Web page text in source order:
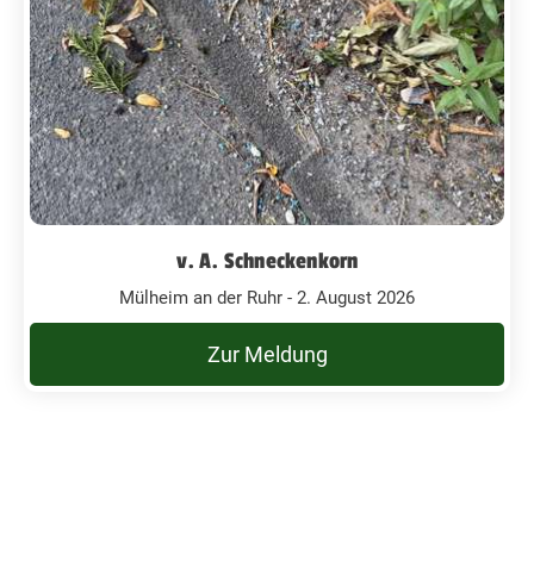
v. A. Schneckenkorn
Mülheim an der Ruhr - 2. August 2026
Zur Meldung